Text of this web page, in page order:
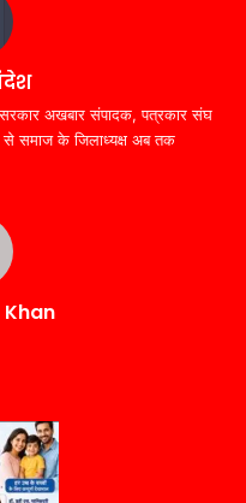
अखबार संपादक, पत्रकार संघ
समाज के जिलाध्यक्ष अब तक